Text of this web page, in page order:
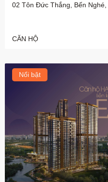
02 Tôn Đức Thắng, Bến
CĂN HỘ
Nổi bật